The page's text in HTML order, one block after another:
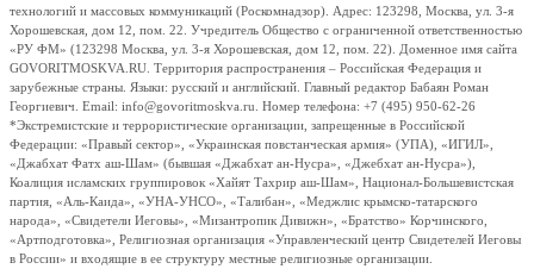
технологий и массовых коммуникаций (Роскомнадзор). Адрес: 123298, Москва, ул. 3-я
Хорошевская, дом 12, пом. 22. Учредитель Общество с ограниченной ответственностью
«РУ ФМ» (123298 Москва, ул. 3-я Хорошевская, дом 12, пом. 22). Доменное имя сайта
GOVORITMOSKVA.RU. Территория распространения – Российская Федерация и
зарубежные страны. Языки: русский и английский. Главный редактор Бабаян Роман
Георгиевич. Email: info@govoritmoskva.ru. Номер телефона: +7 (495) 950-62-26
*Экстремистские и террористические организации, запрещенные в Российской
Федерации: «Правый сектор», «Украинская повстанческая армия» (УПА), «ИГИЛ»,
«Джабхат Фатх аш-Шам» (бывшая «Джабхат ан-Нусра», «Джебхат ан-Нусра»),
Коалиция исламских группировок «Хайят Тахрир аш-Шам», Национал-Большевистская
партия, «Аль-Каида», «УНА-УНСО», «Талибан», «Меджлис крымско-татарского
народа», «Свидетели Иеговы», «Мизантропик Дивижн», «Братство» Корчинского,
«Артподготовка», Религиозная организация «Управленческий центр Свидетелей Иеговы
в России» и входящие в ее структуру местные религиозные организации.